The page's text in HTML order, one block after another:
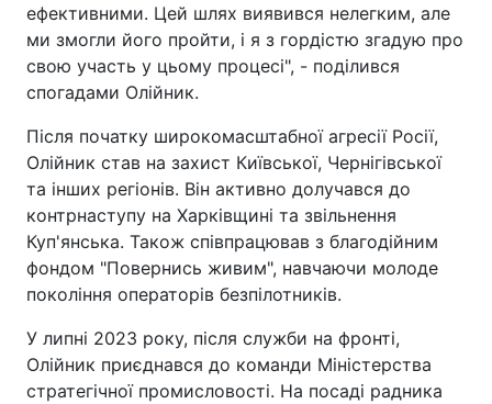
ефективними. Цей шлях виявився нелегким, але
ми змогли його пройти, і я з гордістю згадую про
свою участь у цьому процесі", - поділився
спогадами Олійник.
Після початку широкомасштабної агресії Росії,
Олійник став на захист Київської, Чернігівської
та інших регіонів. Він активно долучався до
контрнаступу на Харківщині та звільнення
Куп'янська. Також співпрацював з благодійним
фондом "Повернись живим", навчаючи молоде
покоління операторів безпілотників.
У липні 2023 року, після служби на фронті,
Олійник приєднався до команди Міністерства
стратегічної промисловості. На посаді радника